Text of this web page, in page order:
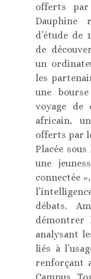
offerts par
Dauphine
d’étude de
de
un
les
une
voyage de
africain,
offerts par
Placée
une
connectée
débats.
démontrer
analysant
liés à
renforçant
Campus